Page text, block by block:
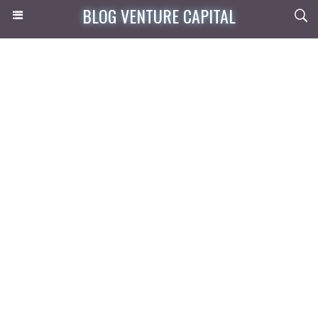
BLOG VENTURE CAPITAL